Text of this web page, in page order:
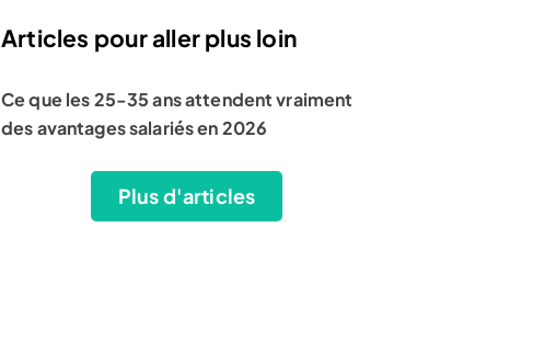
Articles pour aller plus loin
Ce que les 25-35 ans attendent vraiment
des avantages salariés en 2026
Plus d'articles